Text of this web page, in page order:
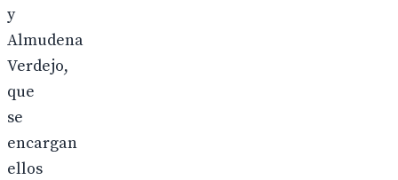
y
Almudena
Verdejo,
que
se
encargan
ellos